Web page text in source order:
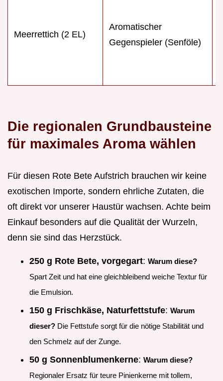
Meerrettich (2 EL)
Aromatischer
Gegenspieler (Senföle)
Die regionalen Grundbausteine
für maximales Aroma wählen
Für diesen Rote Bete Aufstrich brauchen wir keine
exotischen Importe, sondern ehrliche Zutaten, die
oft direkt vor unserer Haustür wachsen. Achte beim
Einkauf besonders auf die Qualität der Wurzeln,
denn sie sind das Herzstück.
250 g Rote Bete, vorgegart: Warum diese?
Spart Zeit und hat eine gleichbleibend weiche Textur für
die Emulsion.
150 g Frischkäse, Naturfettstufe: Warum
dieser? Die Fettstufe sorgt für die nötige Stabilität und
den Schmelz auf der Zunge.
50 g Sonnenblumenkerne: Warum diese?
Regionaler Ersatz für teure Pinienkerne mit tollem,